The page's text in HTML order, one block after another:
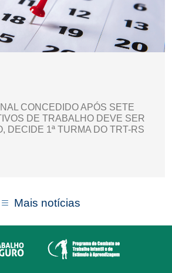
CONCEDIDO APÓS SETE
DE TRABALHO DEVE SER
DECIDE 1ª TURMA DO TRT-RS
Mais notícias